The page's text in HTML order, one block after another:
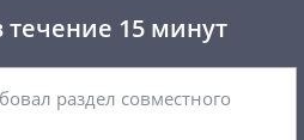
течение 15 минут